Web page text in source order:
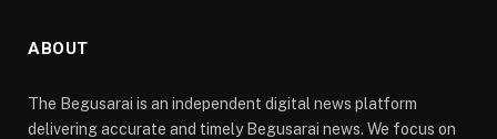
ABOUT
The Begusarai is an independent digital news platform
delivering accurate and timely Begusarai news. We focus on